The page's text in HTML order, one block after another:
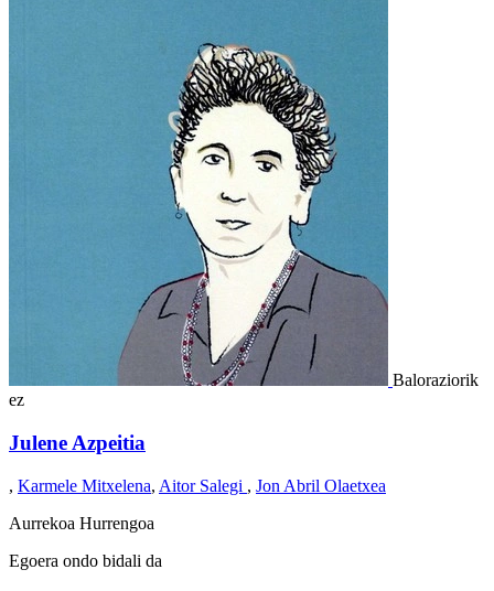
Baloraziorik
ez
Julene Azpeitia
, Karmele Mitxelena, Aitor Salegi , Jon Abril Olaetxea
Aurrekoa Hurrengoa
Egoera ondo bidali da